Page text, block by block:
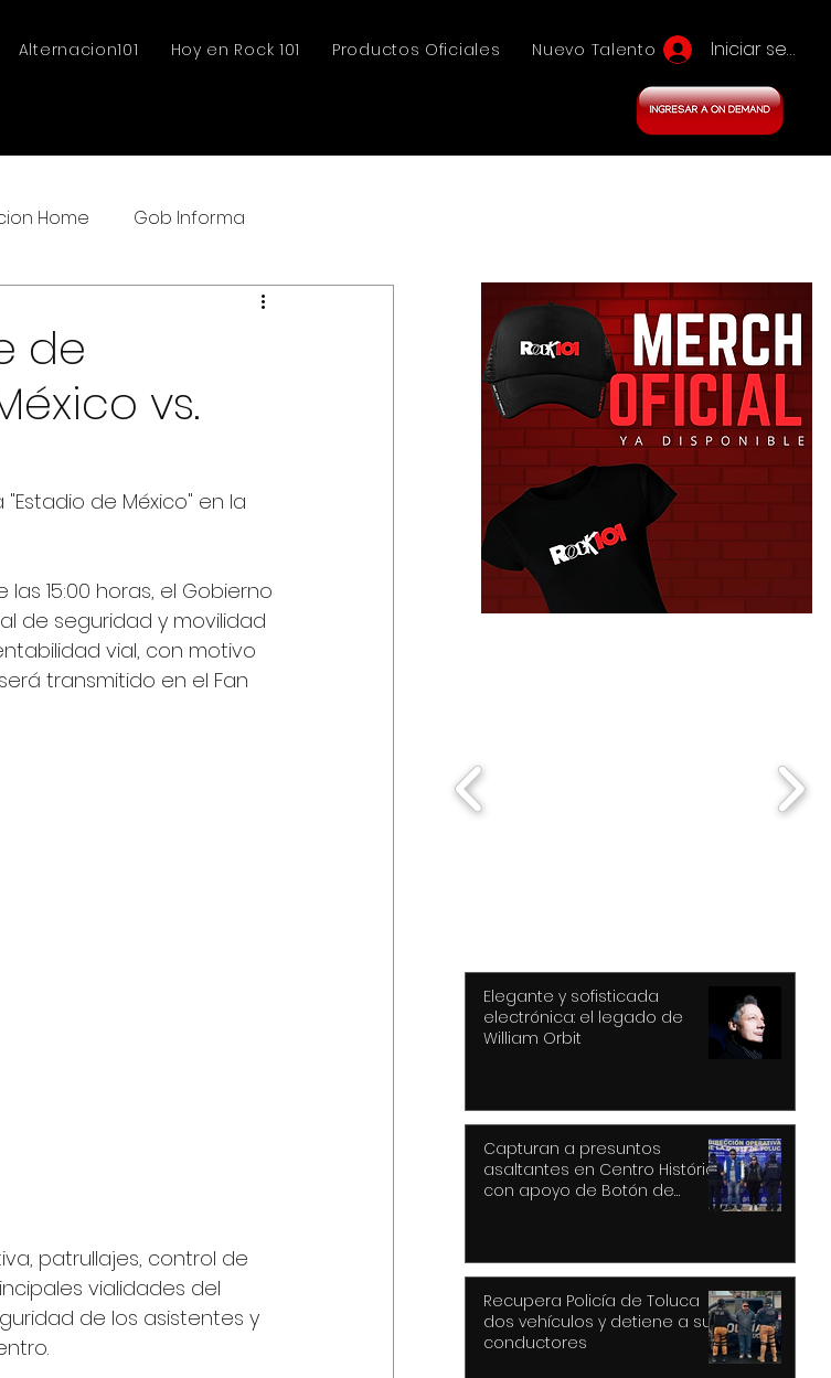
Alternacion101 Hoy en Rock 101 Productos Oficiales Nuevo Talento Iniciar sesión
Home Gob Informa
de
vs.
las 15:00 horas, el Gobierno
de seguridad y movilidad
vial, con motivo
transmitido en el Fan
patrullajes, control de
vialidades del
de los asistentes y
Elegante y sofisticada
electrónica: el legado de
William Orbit
Capturan a presuntos
asaltantes en Centro Histórico
con apoyo de Botón de
Recupera Policía de Toluca
dos vehículos y detiene a sus
conductores